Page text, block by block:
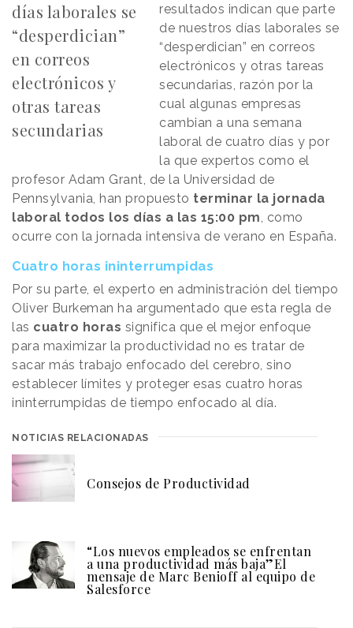
días laborales se
“desperdician”
en correos
electrónicos y
otras tareas
secundarias
resultados indican que parte
de nuestros días laborales se
“desperdician” en correos
electrónicos y otras tareas
secundarias, razón por la
cual algunas empresas
cambian a una semana
laboral de cuatro días y por
la que expertos como el
profesor Adam Grant, de la Universidad de
Pennsylvania, han propuesto terminar la jornada
laboral todos los días a las 15:00 pm, como
ocurre con la jornada intensiva de verano en España.
Cuatro horas ininterrumpidas
Por su parte, el experto en administración del tiempo
Oliver Burkeman ha argumentado que esta regla de
las cuatro horas significa que el mejor enfoque
para maximizar la productividad no es tratar de
sacar más trabajo enfocado del cerebro, sino
establecer límites y proteger esas cuatro horas
ininterrumpidas de tiempo enfocado al día.
NOTICIAS RELACIONADAS
Consejos de Productividad
“Los nuevos empleados se enfrentan
a una productividad más baja”El
mensaje de Marc Benioff al equipo de
Salesforce